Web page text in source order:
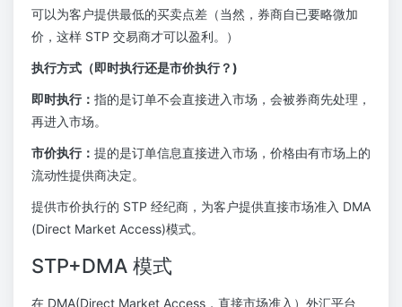
可以为客户提供最低的买卖点差（当然，券商自已要略微加
价，这样 STP 交易商才可以盈利。）
执行方式（即时执行还是市价执行？)
即时执行： 指的是订单不会直接进入市场，会被券商先处理，
再进入市场。
市价执行： 提的是订单信息直接进入市场，价格由有市场上的
流动性提供商决定。
提供市价执行的 STP 经纪商，为客户提供直接市场准入 DMA
(Direct Market Access)模式。
STP+DMA 模式
在 DMA(Direct Market Access，直接市场准入）外汇平台